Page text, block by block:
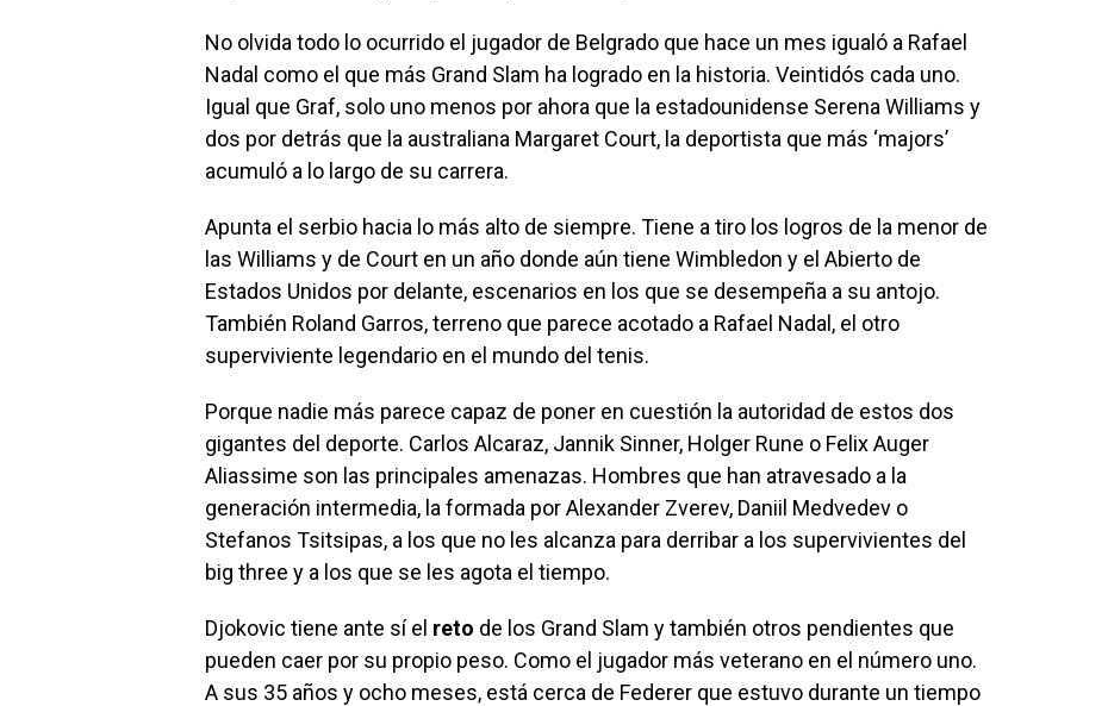
No olvida todo lo ocurrido el jugador de Belgrado que hace un mes igualó a Rafael
Nadal como el que más Grand Slam ha logrado en la historia. Veintidós cada uno.
Igual que Graf, solo uno menos por ahora que la estadounidense Serena Williams y
dos por detrás que la australiana Margaret Court, la deportista que más ‘majors’
acumuló a lo largo de su carrera.
Apunta el serbio hacia lo más alto de siempre. Tiene a tiro los logros de la menor de
las Williams y de Court en un año donde aún tiene Wimbledon y el Abierto de
Estados Unidos por delante, escenarios en los que se desempeña a su antojo.
También Roland Garros, terreno que parece acotado a Rafael Nadal, el otro
superviviente legendario en el mundo del tenis.
Porque nadie más parece capaz de poner en cuestión la autoridad de estos dos
gigantes del deporte. Carlos Alcaraz, Jannik Sinner, Holger Rune o Felix Auger
Aliassime son las principales amenazas. Hombres que han atravesado a la
generación intermedia, la formada por Alexander Zverev, Daniil Medvedev o
Stefanos Tsitsipas, a los que no les alcanza para derribar a los supervivientes del
big three y a los que se les agota el tiempo.
Djokovic tiene ante sí el reto de los Grand Slam y también otros pendientes que
pueden caer por su propio peso. Como el jugador más veterano en el número uno.
A sus 35 años y ocho meses, está cerca de Federer que estuvo durante un tiempo